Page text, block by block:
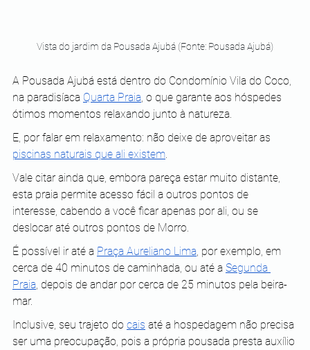
Vista do jardim da Pousada Ajubá (Fonte: Pousada Ajubá)
A Pousada Ajubá está dentro do Condomínio Vila do Coco,
na paradisíaca Quarta Praia, o que garante aos hóspedes
ótimos momentos relaxando junto à natureza.
E, por falar em relaxamento: não deixe de aproveitar as
piscinas naturais que ali existem.
Vale citar ainda que, embora pareça estar muito distante,
esta praia permite acesso fácil a outros pontos de
interesse, cabendo a você ficar apenas por ali, ou se
deslocar até outros pontos de Morro.
É possível ir até a Praça Aureliano Lima, por exemplo, em
cerca de 40 minutos de caminhada, ou até a Segunda
Praia, depois de andar por cerca de 25 minutos pela beira-
mar.
Inclusive, seu trajeto do cais até a hospedagem não precisa
ser uma preocupação, pois a própria pousada presta auxílio